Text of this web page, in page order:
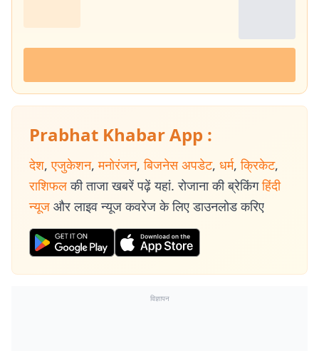
Prabhat Khabar App :
देश, एजुकेशन, मनोरंजन, बिजनेस अपडेट, धर्म, क्रिकेट,
राशिफल की ताजा खबरें पढ़ें यहां. रोजाना की ब्रेकिंग हिंदी
न्यूज और लाइव न्यूज कवरेज के लिए डाउनलोड करिए
विज्ञापन